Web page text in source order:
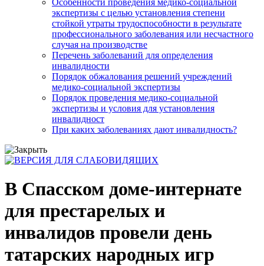
экспертизы с целью установления степени
стойкой утраты трудоспособности в результате
профессионального заболевания или несчастного
случая на производстве
Перечень заболеваний для определения
инвалидности
Порядок обжалования решений учреждений
медико-социальной экспертизы
Порядок проведения медико-социальной
экспертизы и условия для установления
инвалидност
При каких заболеваниях дают инвалидность?
В Спасском доме-интернате
для престарелых и
инвалидов провели день
татарских народных игр